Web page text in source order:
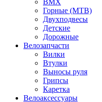
Горные (MTB)
Двухподвесы
Детские
Дорожные
Велозапчасти
Вилки
Втулки
Выносы руля
Грипсы
Каретка
Велоаксессуары